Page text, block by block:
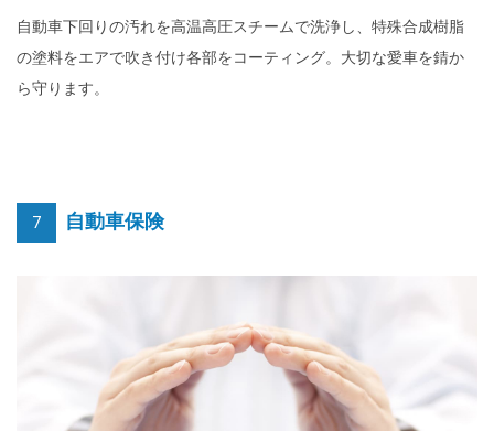
自動車下回りの汚れを高温高圧スチームで洗浄し、特殊合成樹脂
の塗料をエアで吹き付け各部をコーティング。大切な愛車を錆か
ら守ります。
7 自動車保険